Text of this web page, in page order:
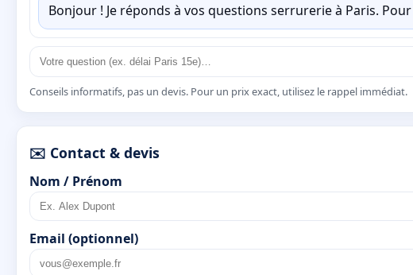
Bonjour ! Je réponds à vos questions serrurerie à Paris.
Conseils informatifs, pas un devis. Pour un prix exact, utilisez le rappel immédiat.
✉️ Contact & devis
Nom / Prénom
Email (optionnel)